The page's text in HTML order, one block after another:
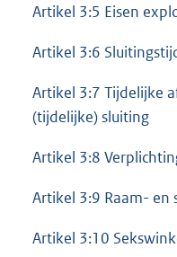
Artikel 3:5 Eisen
Artikel 3:6
Artikel 3:7 Tijdelijke
(tijdelijke) sluiting
Artikel 3:8
Artikel 3:9 Raam-
Artikel 3:10